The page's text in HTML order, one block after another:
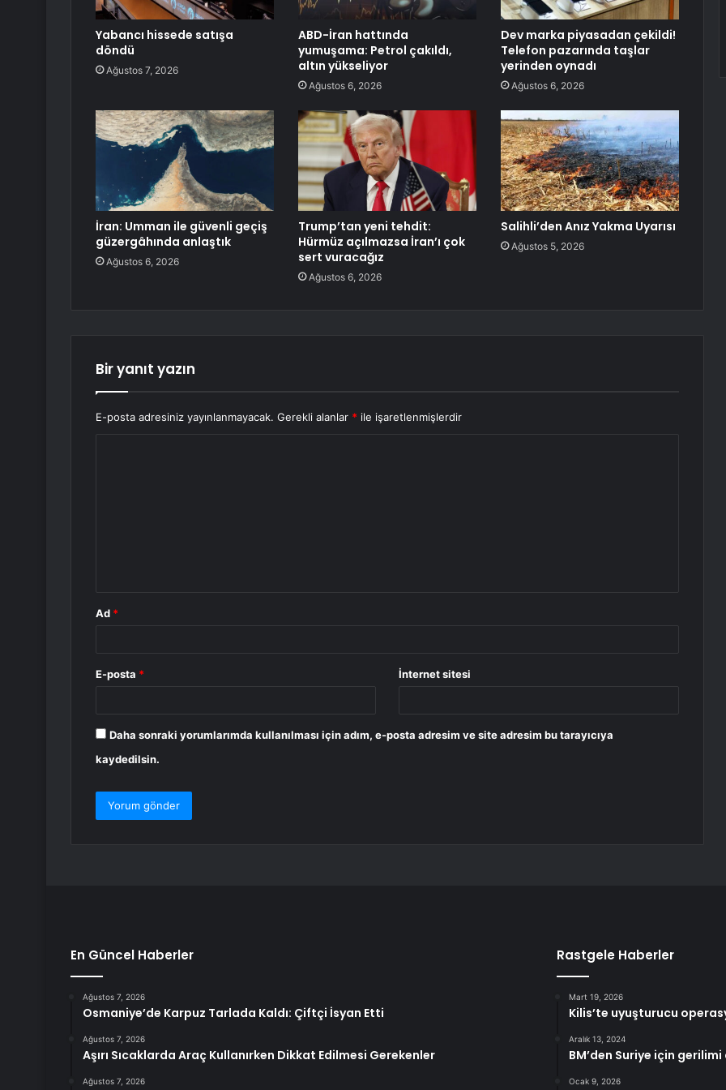
Yabancı hissede satışa
döndü
Ağustos 7, 2026
ABD-İran hattında
yumuşama: Petrol çakıldı,
altın yükseliyor
Ağustos 6, 2026
Dev marka piyasadan çekildi!
Telefon pazarında taşlar
yerinden oynadı
Ağustos 6, 2026
İran: Umman ile güvenli geçiş
güzergâhında anlaştık
Ağustos 6, 2026
Trump’tan yeni tehdit:
Hürmüz açılmazsa İran’ı çok
sert vuracağız
Ağustos 6, 2026
Salihli’den Anız Yakma Uyarısı
Ağustos 5, 2026
Bir yanıt yazın
E-posta adresiniz yayınlanmayacak. Gerekli alanlar * ile işaretlenmişlerdir
Ad *
E-posta * İnternet sitesi
Daha sonraki yorumlarımda kullanılması için adım, e-posta adresim ve site adresim bu tarayıcıya
kaydedilsin.
En Güncel Haberler
Ağustos 7, 2026
Osmaniye’de Karpuz Tarlada Kaldı: Çiftçi İsyan Etti
Ağustos 7, 2026
Aşırı Sıcaklarda Araç Kullanırken Dikkat Edilmesi Gerekenler
Ağustos 7, 2026
Rastgele Haberler
Mart 19, 2026
Kilis’te uyuşturucu
Aralık 13, 2024
BM’den Suriye için gerilimi
Ocak 9, 2026